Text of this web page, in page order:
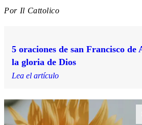
Por Il Cattolico
5 oraciones de san Francisco de
la gloria de Dios
Lea el artículo